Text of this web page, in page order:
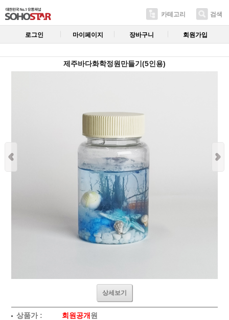
카테고리 검색
로그인 마이페이지 장바구니 회원가입
제주바다화학정원만들기(5인용)
상세보기
상품가 : 회원공개원